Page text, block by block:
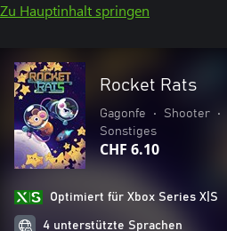
Zu Hauptinhalt springen
Rocket Rats
Gagonfe • Shooter •
Sonstiges
CHF 6.10
Optimiert für Xbox Series X|S
4 unterstützte Sprachen